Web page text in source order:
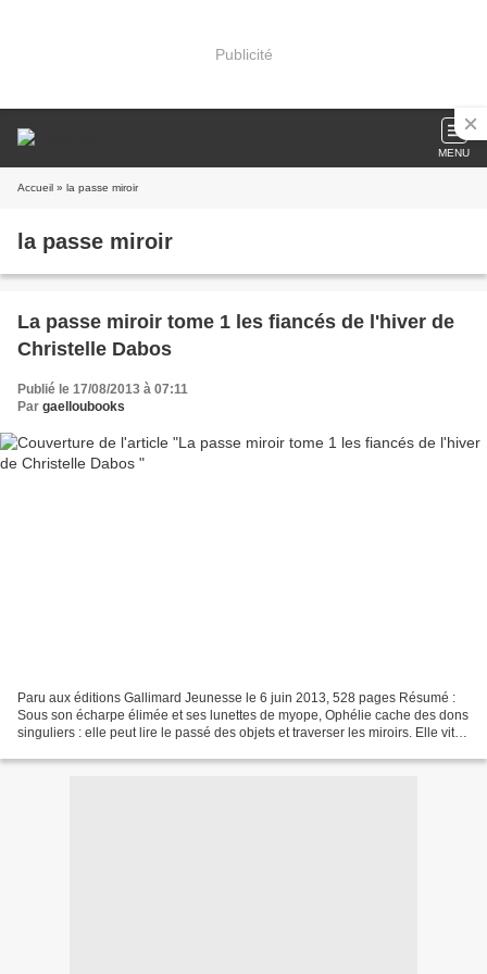
Publicité
MENU
Accueil » la passe miroir
la passe miroir
La passe miroir tome 1 les fiancés de l'hiver de
Christelle Dabos
Publié le 17/08/2013 à 07:11
Par gaelloubooks
Paru aux éditions Gallimard Jeunesse le 6 juin 2013, 528 pages Résumé :
Sous son écharpe élimée et ses lunettes de myope, Ophélie cache des dons
singuliers : elle peut lire le passé des objets et traverser les miroirs. Elle vit